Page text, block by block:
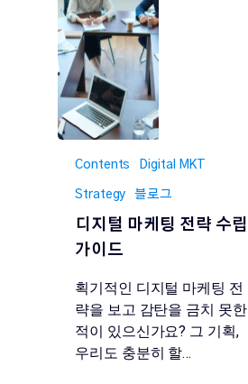
Contents Digital MKT
Strategy 블로그
디지털 마케팅 전략 수립
가이드
획기적인 디지털 마케팅 전
략을 보고 감탄을 금치 못한
적이 있으신가요? 그 기획,
우리도 충분히 할…